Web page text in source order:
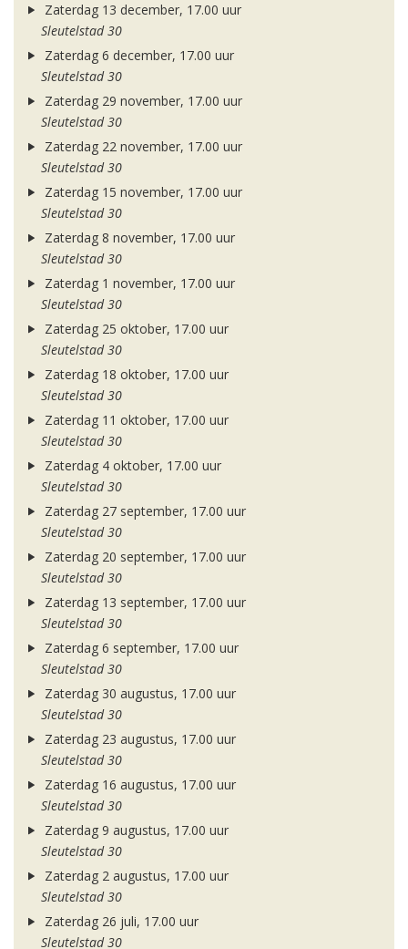
Zaterdag 13 december, 17.00 uur
Sleutelstad 30
Zaterdag 6 december, 17.00 uur
Sleutelstad 30
Zaterdag 29 november, 17.00 uur
Sleutelstad 30
Zaterdag 22 november, 17.00 uur
Sleutelstad 30
Zaterdag 15 november, 17.00 uur
Sleutelstad 30
Zaterdag 8 november, 17.00 uur
Sleutelstad 30
Zaterdag 1 november, 17.00 uur
Sleutelstad 30
Zaterdag 25 oktober, 17.00 uur
Sleutelstad 30
Zaterdag 18 oktober, 17.00 uur
Sleutelstad 30
Zaterdag 11 oktober, 17.00 uur
Sleutelstad 30
Zaterdag 4 oktober, 17.00 uur
Sleutelstad 30
Zaterdag 27 september, 17.00 uur
Sleutelstad 30
Zaterdag 20 september, 17.00 uur
Sleutelstad 30
Zaterdag 13 september, 17.00 uur
Sleutelstad 30
Zaterdag 6 september, 17.00 uur
Sleutelstad 30
Zaterdag 30 augustus, 17.00 uur
Sleutelstad 30
Zaterdag 23 augustus, 17.00 uur
Sleutelstad 30
Zaterdag 16 augustus, 17.00 uur
Sleutelstad 30
Zaterdag 9 augustus, 17.00 uur
Sleutelstad 30
Zaterdag 2 augustus, 17.00 uur
Sleutelstad 30
Zaterdag 26 juli, 17.00 uur
Sleutelstad 30